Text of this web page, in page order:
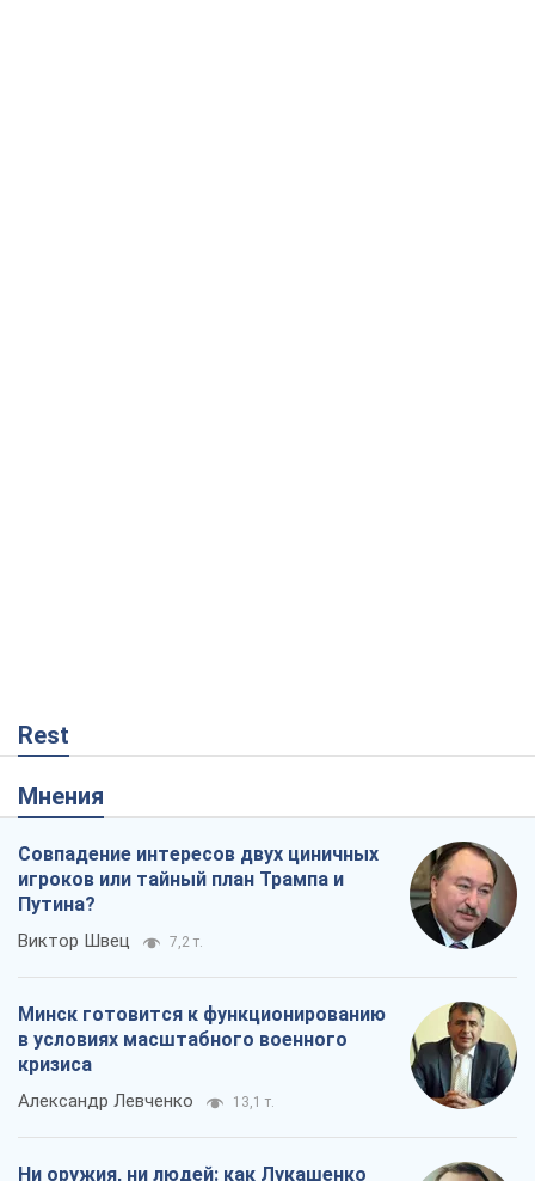
Rest
Мнения
Совпадение интересов двух циничных
игроков или тайный план Трампа и
Путина?
Виктор Швец 7,2 т.
Минск готовится к функционированию
в условиях масштабного военного
кризиса
Александр Левченко 13,1 т.
Ни оружия, ни людей: как Лукашенко